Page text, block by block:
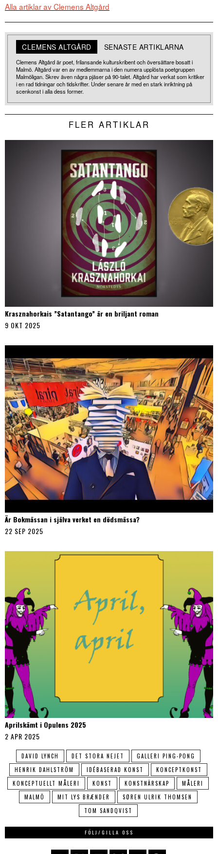
Alla artiklar av Clemens Altgård
CLEMENS ALTGÅRD SENASTE ARTIKLARNA
Clemens Altgård är poet, frilansande kulturskribent och översättare bosatt i
Malmö. Altgård var en av medlemmarna i den numera upplösta poetgruppen
Malmöligan. Skrev även några pjäser på 90-talet. Altgård har verkat som kritiker
i en rad tidningar och tidskrifter. Under senare år med en stark inriktning på
scenkonst i alla dess former.
FLER ARTIKLAR
Krasznahorkais ”Satantango” är en briljant roman
9 OKT 2025
Är Bokmässan i själva verket en dödsmässa?
22 SEP 2025
Aprilskämt i Opulens 2025
2 APR 2025
DAVID LYNCH DET STORA NEJET
GALLERI PING-PONG
HENRIK DAHLSTRÖM
IDÉBASERAD KONST
KONCEPTKONST
KONCEPTUELLT MÅLERI
KONST KONSTNÄRSKAP
MÅLERI
MALMÖ
MIT LYS BRÆNDER
SØREN ULRIK THOMSEN
TOM SANDQVIST
FÖLJ/GILLA OSS